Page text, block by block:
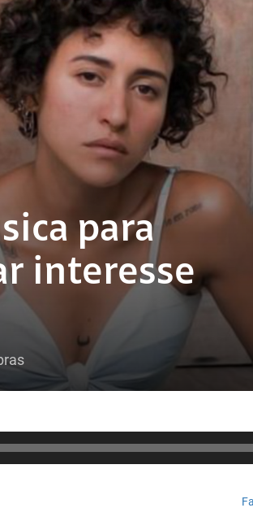
para
interesse